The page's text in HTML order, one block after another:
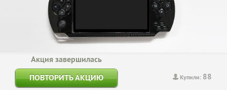
Купили: 88
Акция завершилась
ПОВТОРИТЬ АКЦИЮ